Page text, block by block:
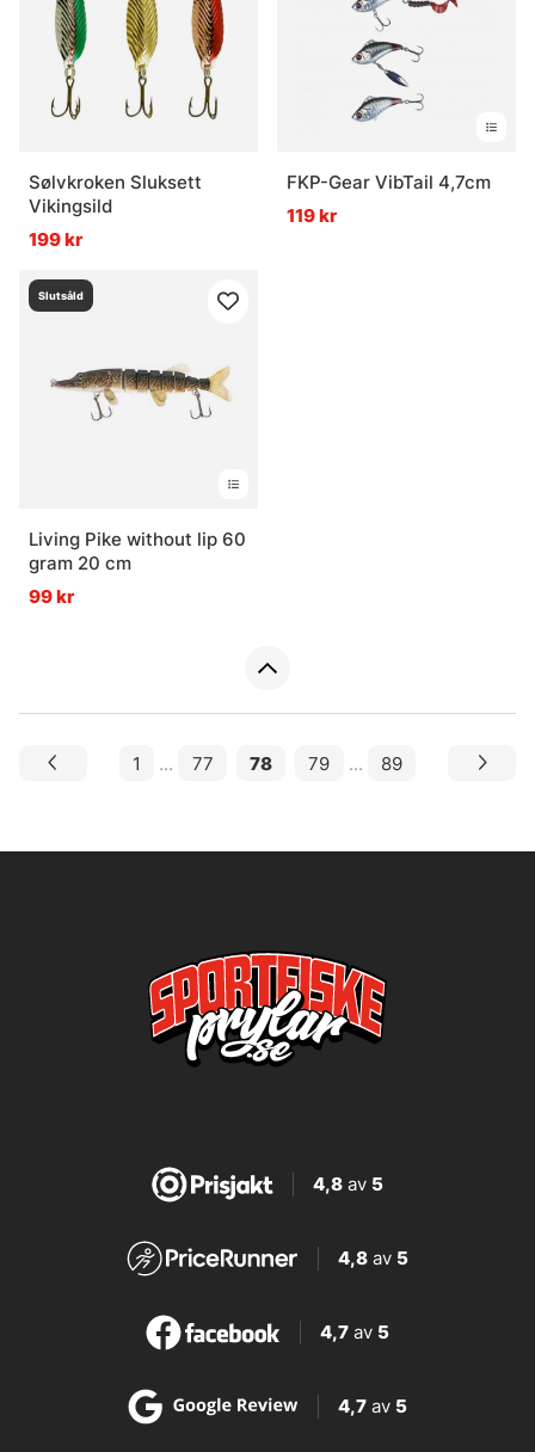
Sølvkroken Sluksett
Vikingsild
199 kr
FKP-Gear VibTail 4,7cm
119 kr
Slutsåld
Living Pike without lip 60
gram 20 cm
99 kr
1 ... 77 78 79 ... 89
4,8av 5
4,8 av 5
4,7 av 5
4,7 av 5